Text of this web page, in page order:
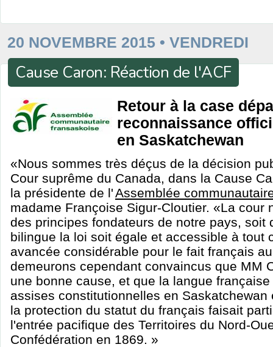
20 NOVEMBRE 2015 • VENDREDI
Cause Caron: Réaction de l'ACF
Retour à la case
reconnaissance
en Saskatchewan
«Nous sommes très déçus de la décision
Cour suprême du Canada, dans la Cause
la présidente de l'Assemblée
madame Françoise Sigur-Cloutier. «La cour
des principes fondateurs de notre pays, soit
bilingue la loi soit égale et accessible à tout
avancée considérable pour le fait français
demeurons cependant convaincus que MM
une bonne cause, et que la langue
assises constitutionnelles en Saskatchewan
la protection du statut du français faisait
l'entrée pacifique des Territoires du Nord-
Confédération en 1869. »